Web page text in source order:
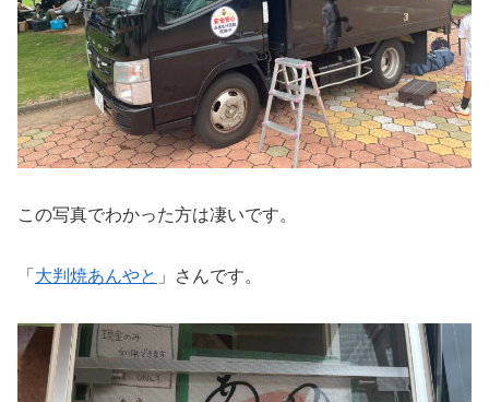
この写真でわかった方は凄いです。
「 大判焼あんやと 」さんです。